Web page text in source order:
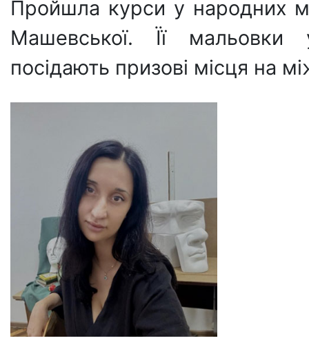
Пройшла курси у народних
Машевської. Її мальовки
посідають призові місця на